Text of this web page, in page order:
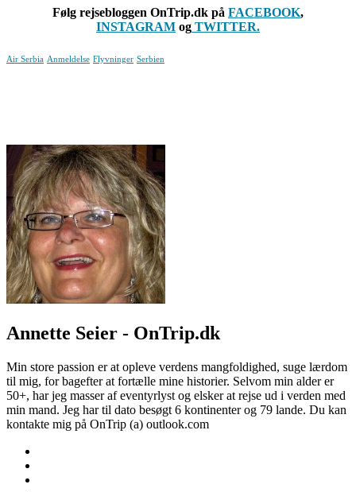
Følg rejsebloggen OnTrip.dk på FACEBOOK,
INSTAGRAM og TWITTER.
Air Serbia Anmeldelse Flyvninger Serbien
Annette Seier - OnTrip.dk
Min store passion er at opleve verdens mangfoldighed, suge lærdom
til mig, for bagefter at fortælle mine historier. Selvom min alder er
50+, har jeg masser af eventyrlyst og elsker at rejse ud i verden med
min mand. Jeg har til dato besøgt 6 kontinenter og 79 lande. Du kan
kontakte mig på OnTrip (a) outlook.com